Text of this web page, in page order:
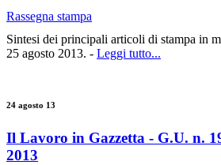
Rassegna stampa
Sintesi dei principali articoli di stampa in
25 agosto 2013. - Leggi tutto...
24 agosto 13
Il Lavoro in Gazzetta - G.U. n.
2013